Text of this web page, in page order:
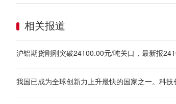
相关报道
沪铝期货刚刚突破24100.00元/吨关口，最新报